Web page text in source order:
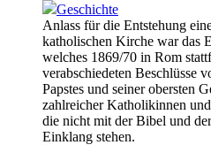
Geschichte
Anlass für die Entstehung
katholischen Kirche war das
welches 1869/70 in Rom
verabschiedeten Beschlüsse
Papstes und seiner obersten
zahlreicher Katholikinnen
die nicht mit der Bibel und
Einklang stehen.